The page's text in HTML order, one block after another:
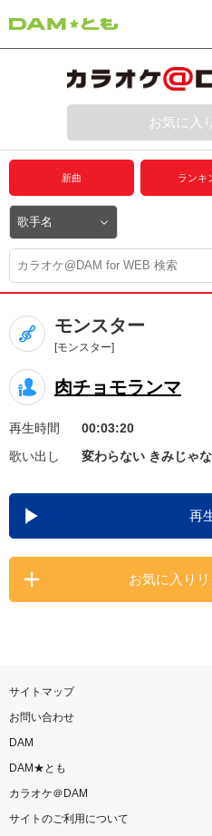
動画からさがす
ログ
プレミアムサービス
DAM★とも動画
DAM★とも録音
カラオケ＠DAM
ユーザー検索
キャンペーン
お知らせ よくあるご質問
DAMの新曲・
カラオケ最新情
お気に入
新曲 ランキ
モンスター
[モンスター]
肉チョモランマ
再生時間
00:03:20
歌い出し
変わらない きみじゃ
再
お気に入り
サイトマップ
お問い合わせ
DAM
DAM★とも
カラオケ＠DAM
サイトのご利用について